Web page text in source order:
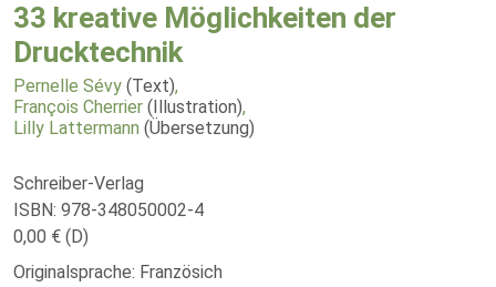
33 kreative Möglichkeiten der
Drucktechnik
Pernelle Sévy (Text),
François Cherrier (Illustration),
Lilly Lattermann (Übersetzung)
Schreiber-Verlag
ISBN: 978-348050002-4
0,00 € (D)
Originalsprache: Französich